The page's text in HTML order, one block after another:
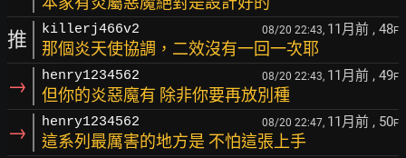
推 killerj466v2 08/20 22:43, 11月前 , 48F
那個炎天使協調，二效沒有一回一次耶
→ henry1234562 08/20 22:43, 11月前 , 49F
但你的炎惡魔有 除非你要再放別種
→ henry1234562 08/20 22:47, 11月前 , 50F
這系列最厲害的地方是 不怕這張上手